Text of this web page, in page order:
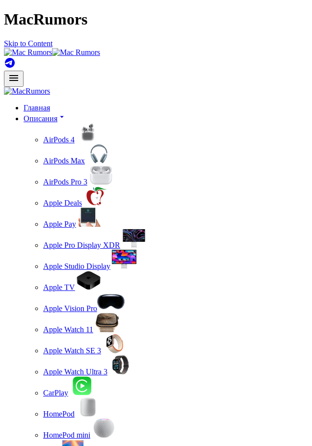
MacRumors
Skip to Content
Главная
Описания
AirPods 4
AirPods Max
AirPods Pro 3
Apple Deals
Apple Pay
Apple Pro Display XDR
Apple Studio Display
Apple TV
Apple Vision Pro
Apple Watch 11
Apple Watch SE 3
Apple Watch Ultra 3
CarPlay
HomePod
HomePod mini